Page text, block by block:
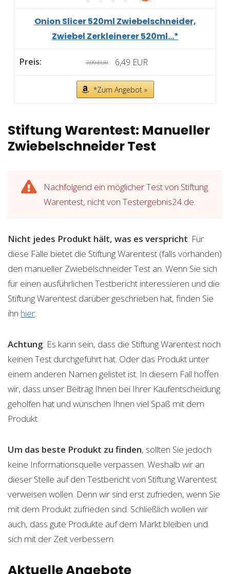
Onion Slicer 520ml Zwiebelschneider,
Zwiebel Zerkleinerer 520ml...*
7,99 EUR 6,49 EUR
*Zum Angebot »
Stiftung Warentest: Manueller
Zwiebelschneider Test
Nachfolgend ein möglicher Test von Stiftung
Warentest, nicht von Testergebnis24.de.
Nicht jedes Produkt hält, was es verspricht. Für
diese Fälle bietet die Stiftung Warentest (falls vorhanden)
den manueller Zwiebelschneider Test an. Wenn Sie sich
für einen ausführlichen Testbericht interessieren und die
Stiftung Warentest darüber geschrieben hat, finden Sie
ihn hier.
Achtung: Es kann sein, dass die Stiftung Warentest noch
keinen Test durchgeführt hat. Oder das Produkt unter
einem anderen Namen gelistet ist. In diesem Fall hoffen
wir, dass unser Beitrag Ihnen bei Ihrer Kaufentscheidung
geholfen hat und wünschen Ihnen viel Spaß mit dem
Produkt.
Um das beste Produkt zu finden, sollten Sie jedoch
keine Informationsquelle verpassen. Weshalb wir an
dieser Stelle auf den Testbericht von Stiftung Warentest
verweisen wollen. Denn wir sind erst zufrieden, wenn Sie
mit dem Produkt zufrieden sind. Schließlich wollen wir
auch, dass gute Produkte auf dem Markt bleiben und
sich mit der Zeit verbessern.
Aktuelle Angebote